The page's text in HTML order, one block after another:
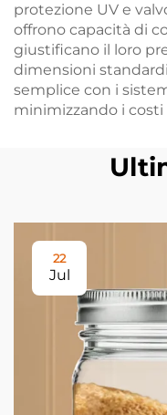
protezione UV e
offrono capacità di
giustificano il loro
dimensioni
semplice con i
minimizzando i
22
Jul